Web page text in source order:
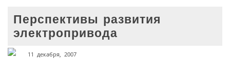
Перспективы развития
электропривода
11 декабря, 2007